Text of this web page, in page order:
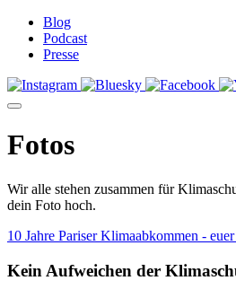
Blog
Podcast
Presse
Fotos
Wir alle stehen zusammen für
dein Foto hoch.
10 Jahre Pariser Klimaabkommen -
Kein Aufweichen der